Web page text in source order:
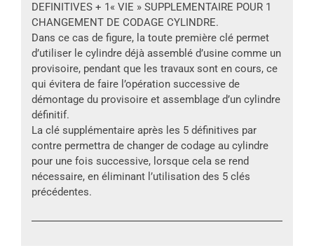
DEFINITIVES + 1« VIE » SUPPLEMENTAIRE POUR 1
CHANGEMENT DE CODAGE CYLINDRE.
Dans ce cas de figure, la toute première clé permet
d’utiliser le cylindre déjà assemblé d’usine comme un
provisoire, pendant que les travaux sont en cours, ce
qui évitera de faire l’opération successive de
démontage du provisoire et assemblage d’un cylindre
définitif.
La clé supplémentaire après les 5 définitives par
contre permettra de changer de codage au cylindre
pour une fois successive, lorsque cela se rend
nécessaire, en éliminant l’utilisation des 5 clés
précédentes.